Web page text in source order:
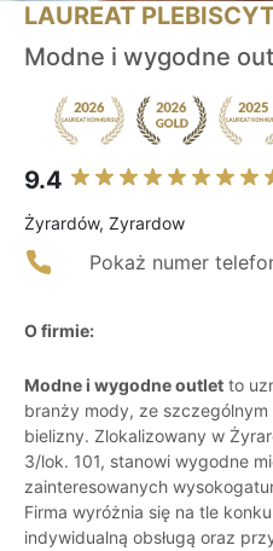
LAUREAT
Modne i wygodne
9.4
Żyrardów, Zyrardow
Pokaż numer
O firmie:
Modne i wygodne outlet to
branży mody, ze
bielizny. Zlokalizowany w
3/lok. 101, stanowi wygodne
zainteresowanych
Firma wyróżnia się na tle
indywidualną obsługą oraz